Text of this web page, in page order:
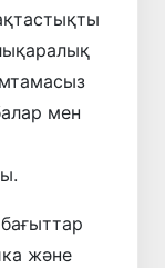
мен
және